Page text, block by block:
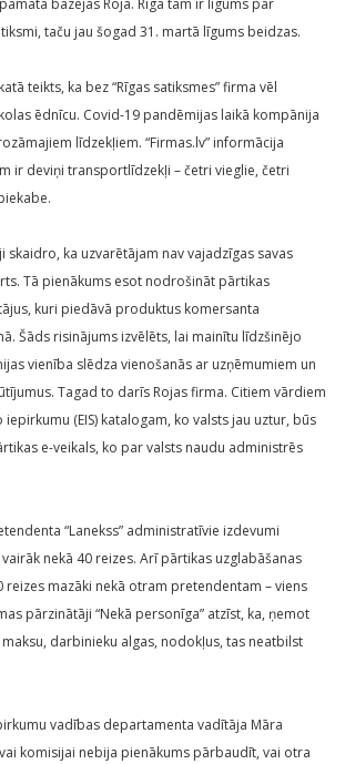
bāzējas Rojā. Rīgā tam ir līgums par
taču jau šogad 31. martā līgums beidzas.
teikts, ka bez “Rīgas satiksmes” firma vēl
ēdnīcu. Covid-19 pandēmijas laikā kompānija
līdzekļiem. “Firmas.lv” informācija
ir deviņi transportlīdzekļi – četri vieglie, četri
skaidro, ka uzvarētājam nav vajadzīgas savas
Tā pienākums esot nodrošināt pārtikas
kuri piedāvā produktus komersanta
Šāds risinājums izvēlēts, lai mainītu līdzšinējo
vienība slēdza vienošanās ar uzņēmumiem un
Tagad to darīs Rojas firma. Citiem vārdiem
(EIS) katalogam, ko valsts jau uztur, būs
e-veikals, ko par valsts naudu administrēs
“Lanekss” administratīvie izdevumi
nekā 40 reizes. Arī pārtikas uzglabāšanas
reizes mazāki nekā otram pretendentam – viens
pārzinātāji “Nekā personīga” atzīst, ka, ņemot
darbinieku algas, nodokļus, tas neatbilst
vadības departamenta vadītāja Māra
komisijai nebija pienākums pārbaudīt, vai otra